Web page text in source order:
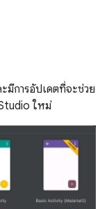
การอัปเดตที่จะช่วย
ใหม่